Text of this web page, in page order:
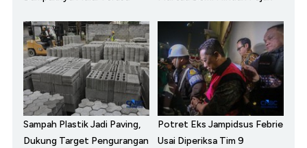
Sampah Plastik Jadi Paving,
Dukung Target Pengurangan
Potret Eks Jampidsus Febrie
Usai Diperiksa Tim 9